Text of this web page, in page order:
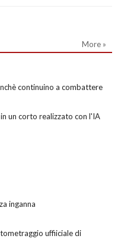
More »
continuino a combattere
un corto realizzato con l'IA
inganna
uffiiciale di